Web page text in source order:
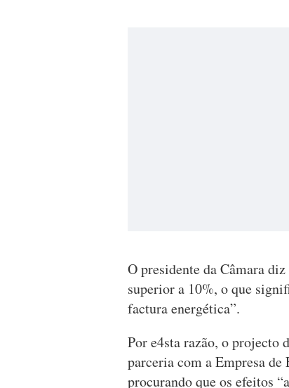
O presidente da Câmara
superior a 10%, o que
factura energética”.
Por e4sta razão, o projecto
parceria com a Empresa
procurando que os efeitos